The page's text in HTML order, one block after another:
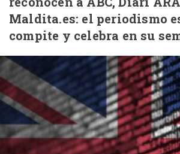
Maldita.es: el periodismo
compite y celebra en su